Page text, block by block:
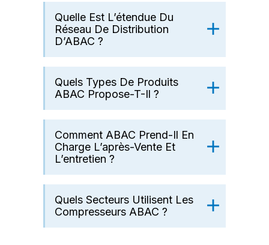
Quelle Est L’étendue Du
Réseau De Distribution
D’ABAC ?
Quels Types De Produits
ABAC Propose-T-Il ?
Comment ABAC Prend-Il En
Charge L’après-Vente Et
L’entretien ?
Quels Secteurs Utilisent Les
Compresseurs ABAC ?